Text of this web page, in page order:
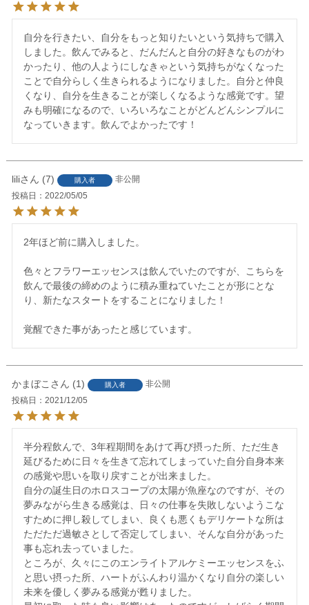
自分を行きたい、自分をもっと知りたいという気持ちで購入
しました。飲んでみると、だんだんと自分の好きなものがわ
かったり、他の人ようにしなきゃという気持ちがなくなった
ことで自分らしく生きられるようになりました。自分と仲良
くなり、自分を生きることが楽しくなるような感覚です。望
みも明確になるので、いろいろなことがどんどんシンプルに
なっていきます。飲んでよかったです！
lili 7 購入者
非公開
投稿日
2022/05/05
2年ほど前に購入しました。
色々とフラワーエッセンスは飲んでいたのですが、こちらを
飲んで最後の締めのように積み重ねていたことが形にとな
り、新たなスタートをすることになりました！
かまぼこ 1 購入者
非公開
投稿日
2021/12/05
半分程飲んで、3年程期間をあけて再び摂った所、ただ生き
延びるために日々を生きて忘れてしまっていた自分自身本来
の感覚や思いを取り戻すことが出来ました。
自分の誕生日のホロスコープの太陽が魚座なのですが、その
夢みながら生きる感覚は、日々の仕事を失敗しないようこな
すために押し殺してしまい、良くも悪くもデリケートな所は
ただただ過敏さとして否定してしまい、そんな自分があった
事も忘れ去っていました。
ところが、久々にこのエンライトアルケミーエッセンスをふ
と思い摂った所、ハートがふんわり温かくなり自分の楽しい
未来を優しく夢みる感覚が甦りました。